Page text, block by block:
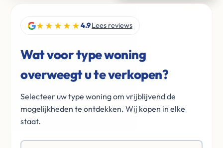
★★★★★4.9Lees reviews
Wat voor type woning
overweegt u te verkopen?
Selecteer uw type woning om vrijblijvend de
mogelijkheden te ontdekken. Wij kopen in elke
staat.